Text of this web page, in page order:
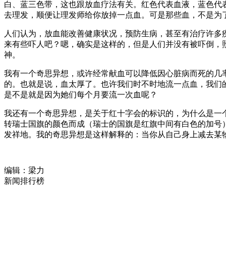
白、蓝三色带，这也跟放血疗法有关。红色代表血液，蓝色
去理发，顺便让理发师给你放掉一点血。可是那些血，不是为
人们认为，放血能改善健康状况，预防生病，甚至有治疗许
来有些吓人吧？嗯，确实是这样的，但是人们并没有被吓倒
神。
我有一个奇思异想，或许经常献血可以降低因心脏病而死的
的。也就是说，血太厚了。也许我们时不时地流一点血，我
是不是就是因为她们每个月要流一次血呢？
我还有一个奇思异想，是关于红十字会的标识的，为什么是
转瑞士国旗的颜色而成（瑞士的国旗是红旗中间有白色的加
发祥地。我的奇思异想是这样解释的：当你从自己身上减去
编辑：梁力
新闻排行榜